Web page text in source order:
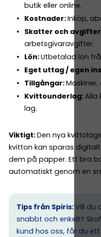
butik eller online.
Kostnader:Inköp,
Skatter och
arbetsgivaravgifter.
Lön:Utbetalad lön
Eget uttag / egen
Tillgångar:
Kvittounderlag:Alla
lag.
Viktigt:Den nya
kvitton kan sparas
dem på papper. Ett bra
automatiskt genom en
Tips från Spiris:Vill du
snabbt och enkelt?
kund hos oss, får du